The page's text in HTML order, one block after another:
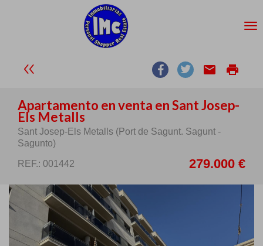
email print
Apartamento en venta en Sant Josep-
Els Metalls
Sant Josep-Els Metalls (Port de Sagunt. Sagunt -
Sagunto)
REF.: 001442 279.000 €